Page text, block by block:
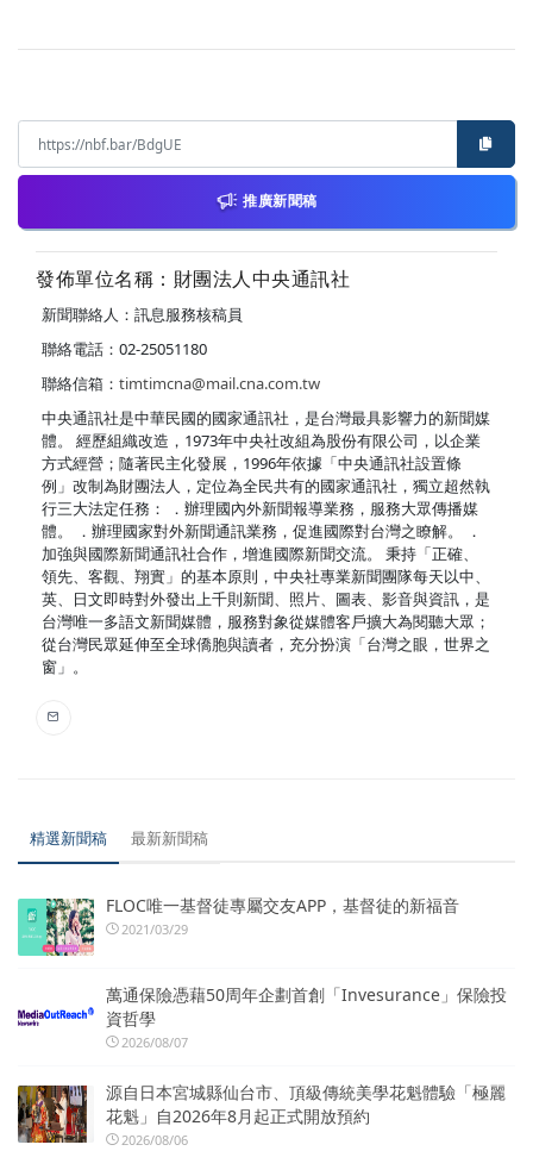
推廣新聞稿
發佈單位名稱：財團法人中央通訊社
新聞聯絡人：訊息服務核稿員
聯絡電話：02-25051180
聯絡信箱： timtimcna@mail.cna.com.tw
中央通訊社是中華民國的國家通訊社，是台灣最具影響力的新聞媒
體。 經歷組織改造，1973年中央社改組為股份有限公司，以企業
方式經營；隨著民主化發展，1996年依據「中央通訊社設置條
例」改制為財團法人，定位為全民共有的國家通訊社，獨立超然執
行三大法定任務： ．辦理國內外新聞報導業務，服務大眾傳播媒
體。 ．辦理國家對外新聞通訊業務，促進國際對台灣之瞭解。 ．
加強與國際新聞通訊社合作，增進國際新聞交流。 秉持「正確、
領先、客觀、翔實」的基本原則，中央社專業新聞團隊每天以中、
英、日文即時對外發出上千則新聞、照片、圖表、影音與資訊，是
台灣唯一多語文新聞媒體，服務對象從媒體客戶擴大為閱聽大眾；
從台灣民眾延伸至全球僑胞與讀者，充分扮演「台灣之眼，世界之
窗」。
精選新聞稿 最新新聞稿
FLOC唯一基督徒專屬交友APP，基督徒的新福音
2021/03/29
萬通保險憑藉50周年企劃首創「Invesurance」保險投
資哲學
2026/08/07
源自日本宮城縣仙台市、頂級傳統美學花魁體驗「極麗
花魁」自2026年8月起正式開放預約
2026/08/06